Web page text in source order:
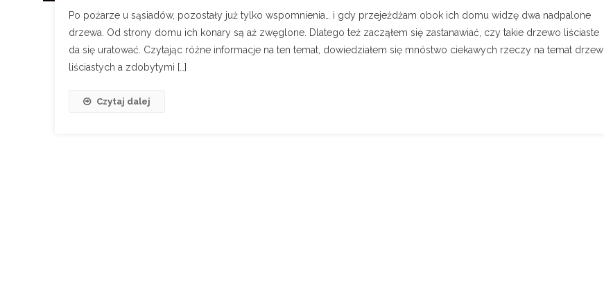
Po pożarze u sąsiadów, pozostały już tylko wspomnienia… i gdy przejeżdżam obok ich domu widzę dwa nadpalone
drzewa. Od strony domu ich konary są aż zwęglone. Dlatego też zacząłem się zastanawiać, czy takie drzewo liściaste
da się uratować. Czytając różne informacje na ten temat, dowiedziałem się mnóstwo ciekawych rzeczy na temat drzew
liściastych a zdobytymi […]
Czytaj dalej